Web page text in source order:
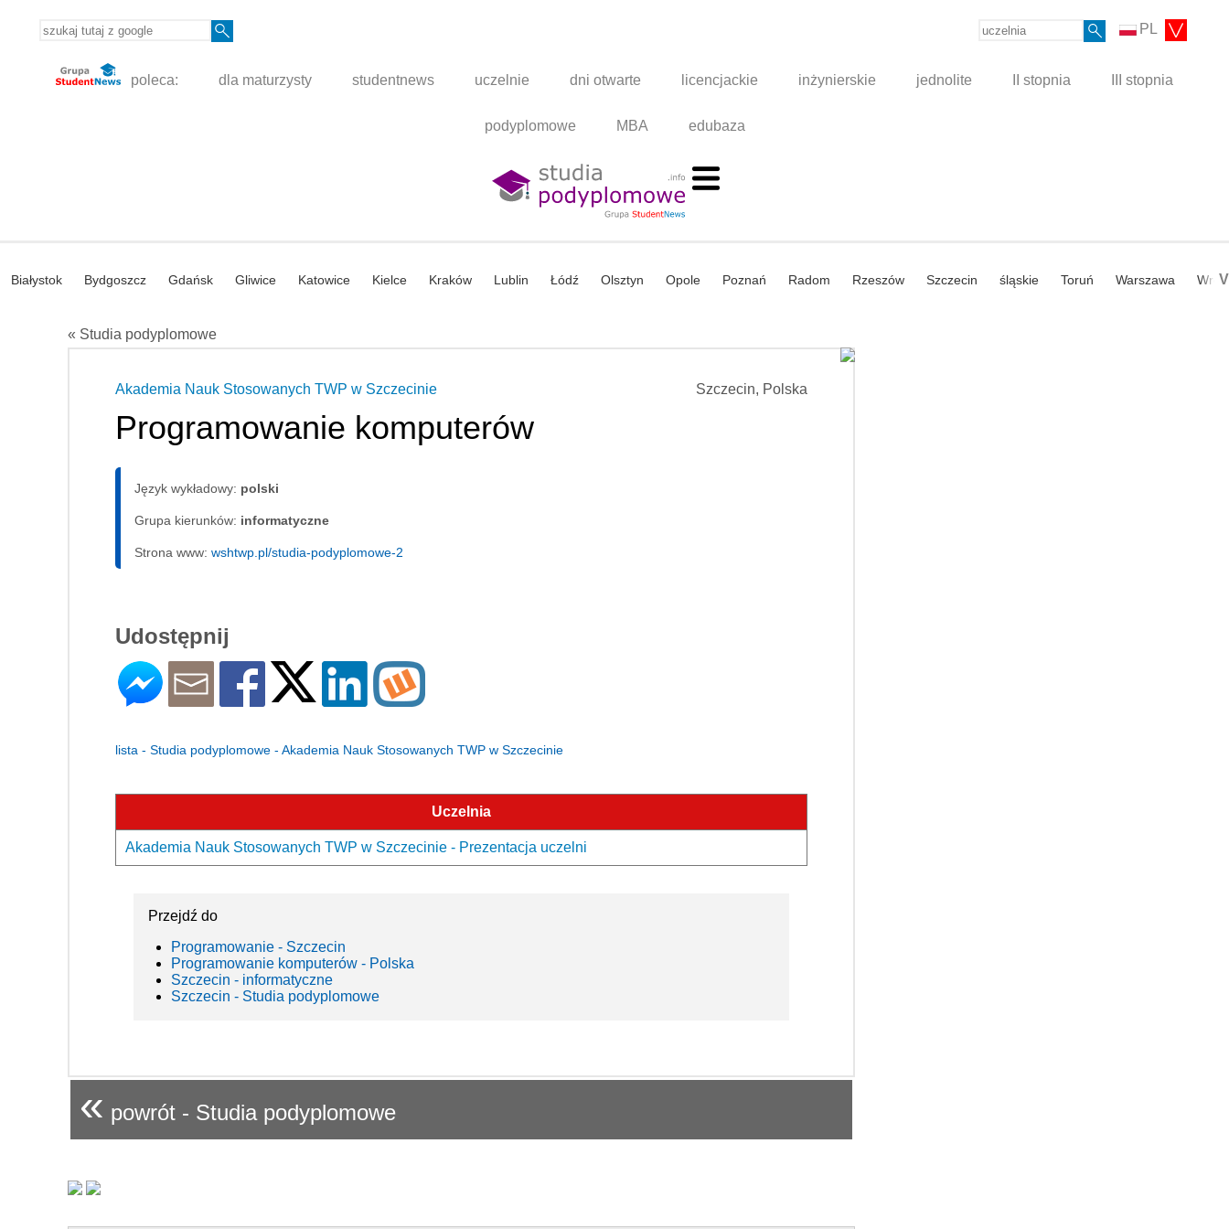
PL
poleca: dla maturzysty studentnews uczelnie dni otwarte licencjackie inżynierskie jednolite II stopnia III stopnia
podyplomowe MBA edubaza
Białystok Bydgoszcz Gdańsk Gliwice Katowice Kielce Kraków Lublin Łódź Olsztyn Opole Poznań Radom Rzeszów Szczecin śląskie Toruń Warszawa V
« Studia podyplomowe
Szczecin, Polska
Akademia Nauk Stosowanych TWP w Szczecinie
Programowanie komputerów
Język wykładowy: polski
Grupa kierunków: informatyczne
Strona www: wshtwp.pl/studia-podyplomowe-2
Udostępnij
lista - Studia podyplomowe - Akademia Nauk Stosowanych TWP w Szczecinie
Uczelnia
Akademia Nauk Stosowanych TWP w Szczecinie - Prezentacja uczelni
Przejdź do
Programowanie - Szczecin
Programowanie komputerów - Polska
Szczecin - informatyczne
Szczecin - Studia podyplomowe
« powrót - Studia podyplomowe